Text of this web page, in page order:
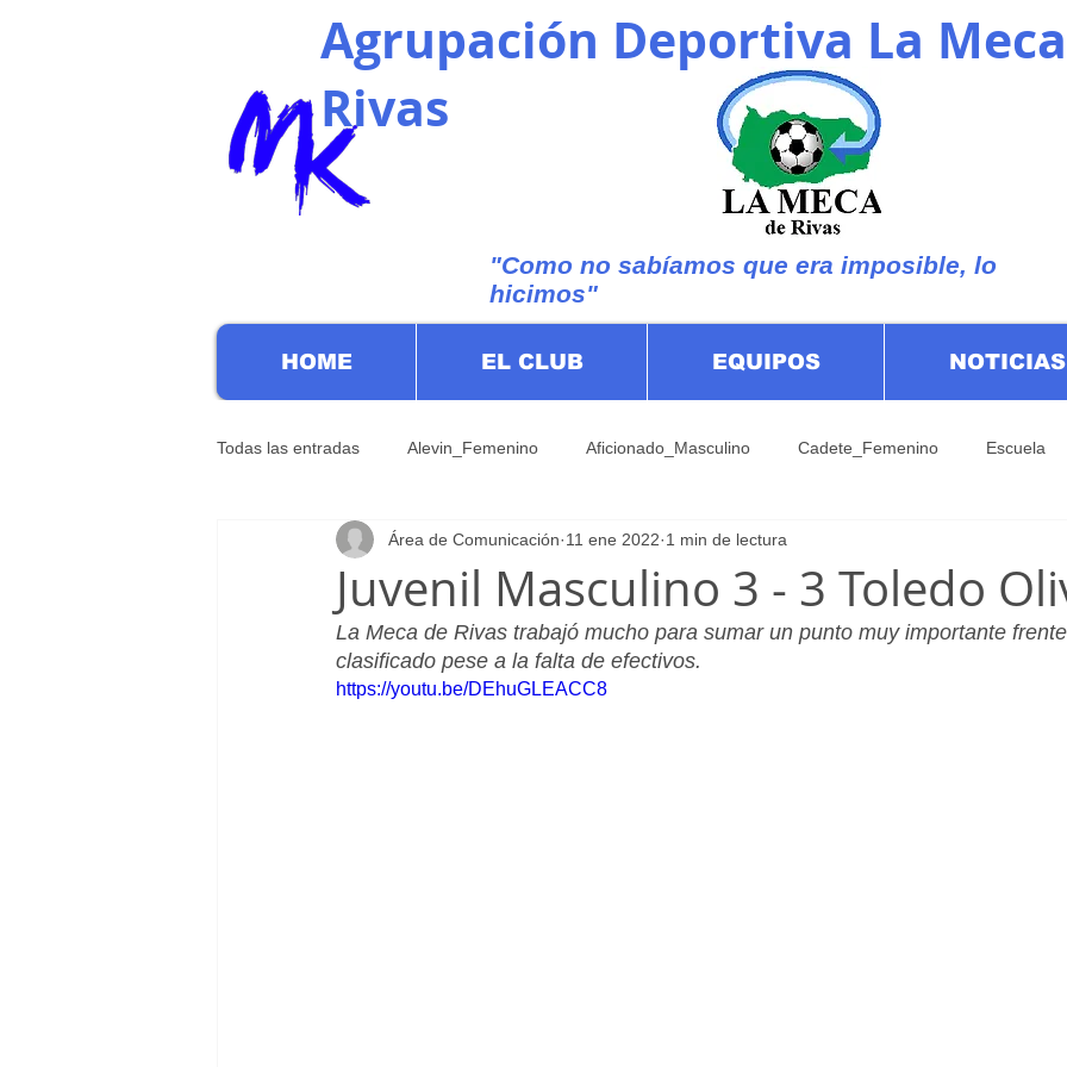
Agrupación Deportiva La
Rivas
"Como no sabíamos que era imposible, lo
hicimos"
HOME EL CLUB EQUIPOS NOTICIAS
Todas las entradas Alevin_Femenino Aficionado_Masculino Cadete_Femenino Escuela
Infantil_Femenino Patrocinadores Juvenil_Femenino
Cadete_Masculino Club Juvenil_Masculino Alevin_Masculino Psicología
Juvenil Masculino 3 - 3 Toledo
Área de Comunicación 11 ene 2022 1 min de lectura
La Meca de Rivas trabajó mucho para sumar un punto muy importante
clasificado pese a la falta de efectivos.
https://youtu.be/DEhuGLEACC8